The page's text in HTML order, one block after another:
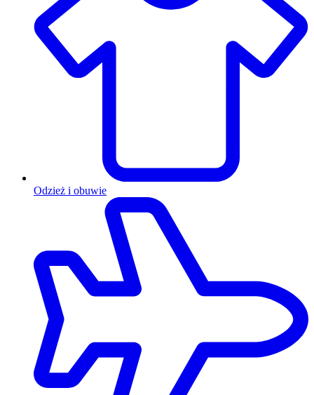
Odzież i obuwie